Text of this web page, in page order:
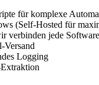
für komplexe
(Self-Hosted für
verbinden jede Software
Versand
Logging